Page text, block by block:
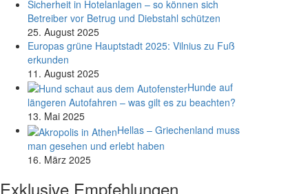
Sicherheit in Hotelanlagen – so können sich
Betreiber vor Betrug und Diebstahl schützen
25. August 2025
Europas grüne Hauptstadt 2025: Vilnius zu Fuß
erkunden
11. August 2025
Hunde auf
längeren Autofahren – was gilt es zu beachten?
13. Mai 2025
Hellas – Griechenland muss
man gesehen und erlebt haben
16. März 2025
Exklusive Empfehlungen